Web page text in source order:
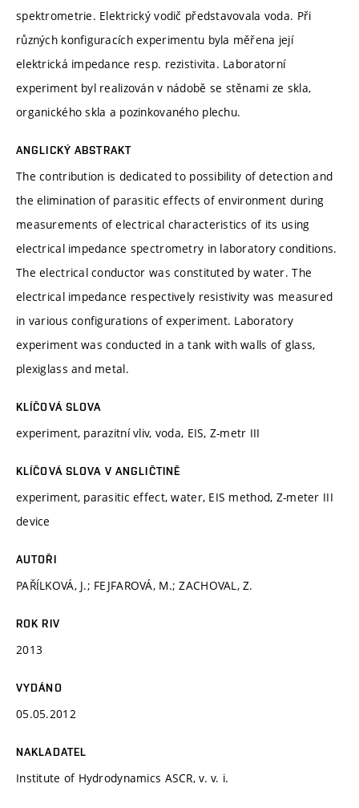
spektrometrie. Elektrický vodič představovala voda. Při
různých konfiguracích experimentu byla měřena její
elektrická impedance resp. rezistivita. Laboratorní
experiment byl realizován v nádobě se stěnami ze skla,
organického skla a pozinkovaného plechu.
ANGLICKÝ ABSTRAKT
The contribution is dedicated to possibility of detection and
the elimination of parasitic effects of environment during
measurements of electrical characteristics of its using
electrical impedance spectrometry in laboratory conditions.
The electrical conductor was constituted by water. The
electrical impedance respectively resistivity was measured
in various configurations of experiment. Laboratory
experiment was conducted in a tank with walls of glass,
plexiglass and metal.
KLÍČOVÁ SLOVA
experiment, parazitní vliv, voda, EIS, Z-metr III
KLÍČOVÁ SLOVA V ANGLIČTINĚ
experiment, parasitic effect, water, EIS method, Z-meter III
device
AUTOŘI
PAŘÍLKOVÁ, J.; FEJFAROVÁ, M.; ZACHOVAL, Z.
ROK RIV
2013
VYDÁNO
05.05.2012
NAKLADATEL
Institute of Hydrodynamics ASCR, v. v. i.